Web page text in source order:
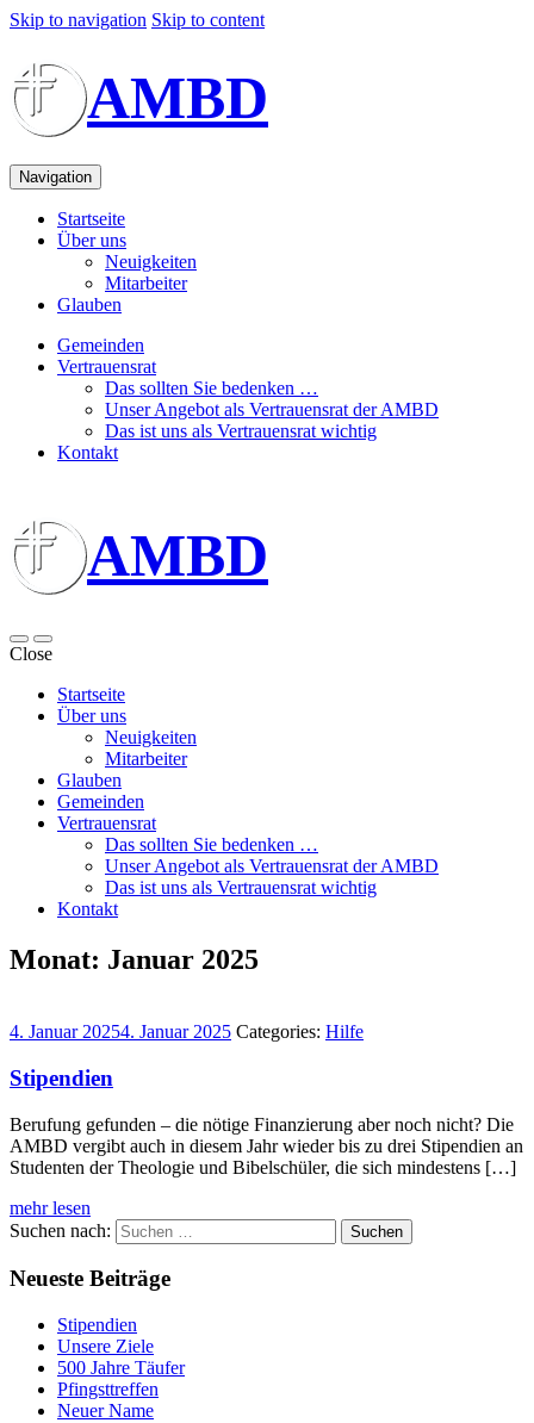
Skip to navigation Skip to content
AMBD
Navigation
Startseite
Über uns
Neuigkeiten
Mitarbeiter
Glauben
Gemeinden
Vertrauensrat
Das sollten Sie bedenken …
Unser Angebot als Vertrauensrat der AMBD
Das ist uns als Vertrauensrat wichtig
Kontakt
AMBD
Close
Startseite
Über uns
Neuigkeiten
Mitarbeiter
Glauben
Gemeinden
Vertrauensrat
Das sollten Sie bedenken …
Unser Angebot als Vertrauensrat der AMBD
Das ist uns als Vertrauensrat wichtig
Kontakt
Monat: Januar 2025
4. Januar 20254. Januar 2025 Categories: Hilfe
Stipendien
Berufung gefunden – die nötige Finanzierung aber noch nicht? Die
AMBD vergibt auch in diesem Jahr wieder bis zu drei Stipendien an
Studenten der Theologie und Bibelschüler, die sich mindestens […]
mehr lesen
Suchen nach:
Neueste Beiträge
Stipendien
Unsere Ziele
500 Jahre Täufer
Pfingsttreffen
Neuer Name